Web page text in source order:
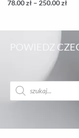
78.00zł – 250.00zł
POWIEDZ
Wyszukiwarka
produktów